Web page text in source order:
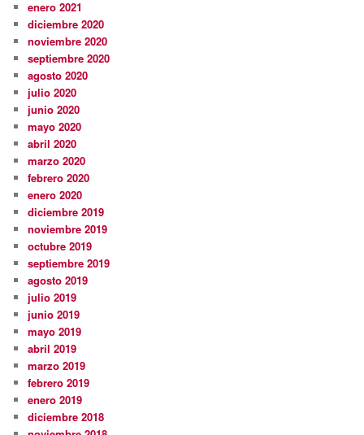
enero 2021
diciembre 2020
noviembre 2020
septiembre 2020
agosto 2020
julio 2020
junio 2020
mayo 2020
abril 2020
marzo 2020
febrero 2020
enero 2020
diciembre 2019
noviembre 2019
octubre 2019
septiembre 2019
agosto 2019
julio 2019
junio 2019
mayo 2019
abril 2019
marzo 2019
febrero 2019
enero 2019
diciembre 2018